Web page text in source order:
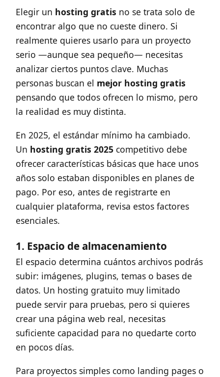
Elegir un hosting gratis no se trata solo de
encontrar algo que no cueste dinero. Si
realmente quieres usarlo para un proyecto
serio —aunque sea pequeño— necesitas
analizar ciertos puntos clave. Muchas
personas buscan el mejor hosting gratis
pensando que todos ofrecen lo mismo, pero
la realidad es muy distinta.
En 2025, el estándar mínimo ha cambiado.
Un hosting gratis 2025 competitivo debe
ofrecer características básicas que hace unos
años solo estaban disponibles en planes de
pago. Por eso, antes de registrarte en
cualquier plataforma, revisa estos factores
esenciales.
1. Espacio de almacenamiento
El espacio determina cuántos archivos podrás
subir: imágenes, plugins, temas o bases de
datos. Un hosting gratuito muy limitado
puede servir para pruebas, pero si quieres
crear una página web real, necesitas
suficiente capacidad para no quedarte corto
en pocos días.
Para proyectos simples como landing pages o